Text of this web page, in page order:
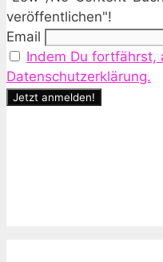
veröffentlichen"!
Email
Indem Du fortfährst,
Datenschutzerklärung.